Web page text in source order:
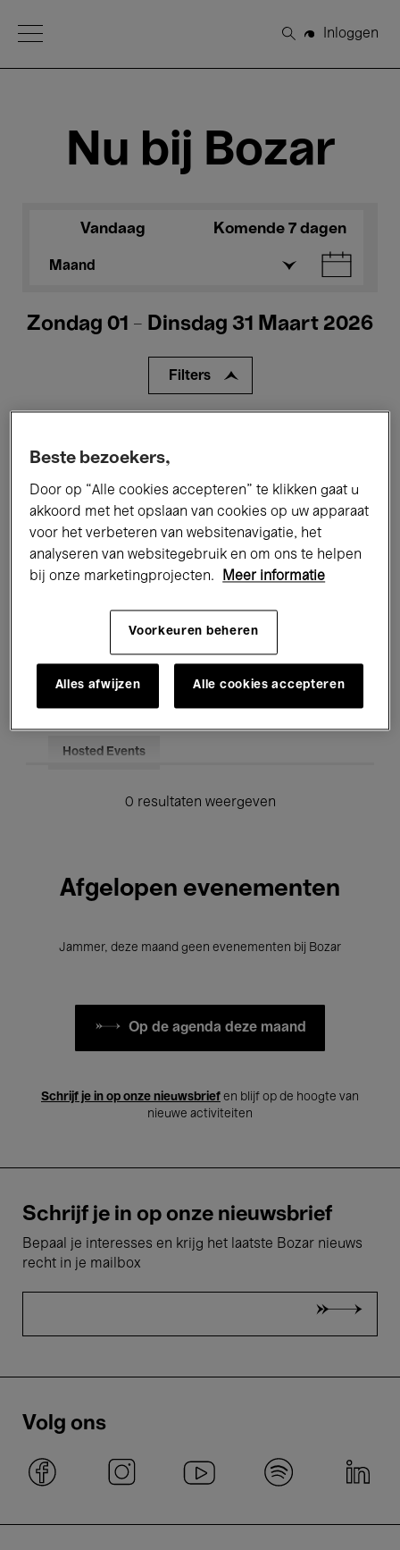
Open Menu
Zoeken
Inloggen
Nu bij Bozar
Vandaag Komende 7 dagen
Maand
Zondag 01 - Dinsdag 31 Maart 2026
Filters
Performances Lezingen & Debatten
Jazz Klassieke Muziek Global Music
Onderwijs Rondleidingen
Hosted Events
0 resultaten weergeven
Afgelopen evenementen
Jammer, deze maand geen evenementen bij Bozar
Op de agenda deze maand
Schrijf je in op onze nieuwsbrief en blijf op de hoogte van
nieuwe activiteiten
Schrijf je in op onze nieuwsbrief
Bepaal je interesses en krijg het laatste Bozar nieuws
recht in je mailbox
Volg ons
Beste bezoekers,
Door op “Alle cookies accepteren” te klikken gaat u
akkoord met het opslaan van cookies op uw apparaat
voor het verbeteren van websitenavigatie, het
analyseren van websitegebruik en om ons te helpen
bij onze marketingprojecten.
Meer informatie
Voorkeuren beheren
Alles afwijzen Alle cookies accepteren